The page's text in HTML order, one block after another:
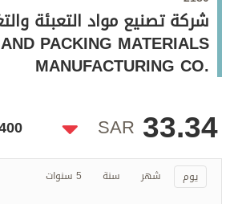
الترفيه
التعليم والمعرفة
تغطيات
شركة تصنيع مواد التعبئة
PACKING MATERIALS
MANUFACTURING CO.
33.34
SAR
يوم شهر سنة 5 سنوات